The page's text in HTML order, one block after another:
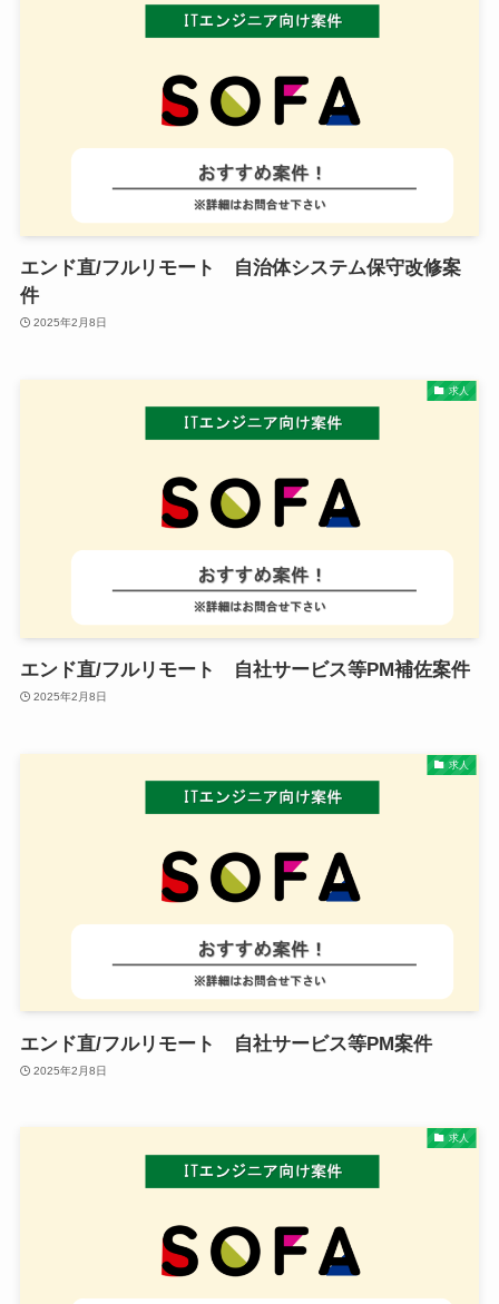
エンド直/フルリモート 自治体システム保守改修案
件
2025年2月8日
求人
エンド直/フルリモート 自社サービス等PM補佐案件
2025年2月8日
求人
エンド直/フルリモート 自社サービス等PM案件
2025年2月8日
求人